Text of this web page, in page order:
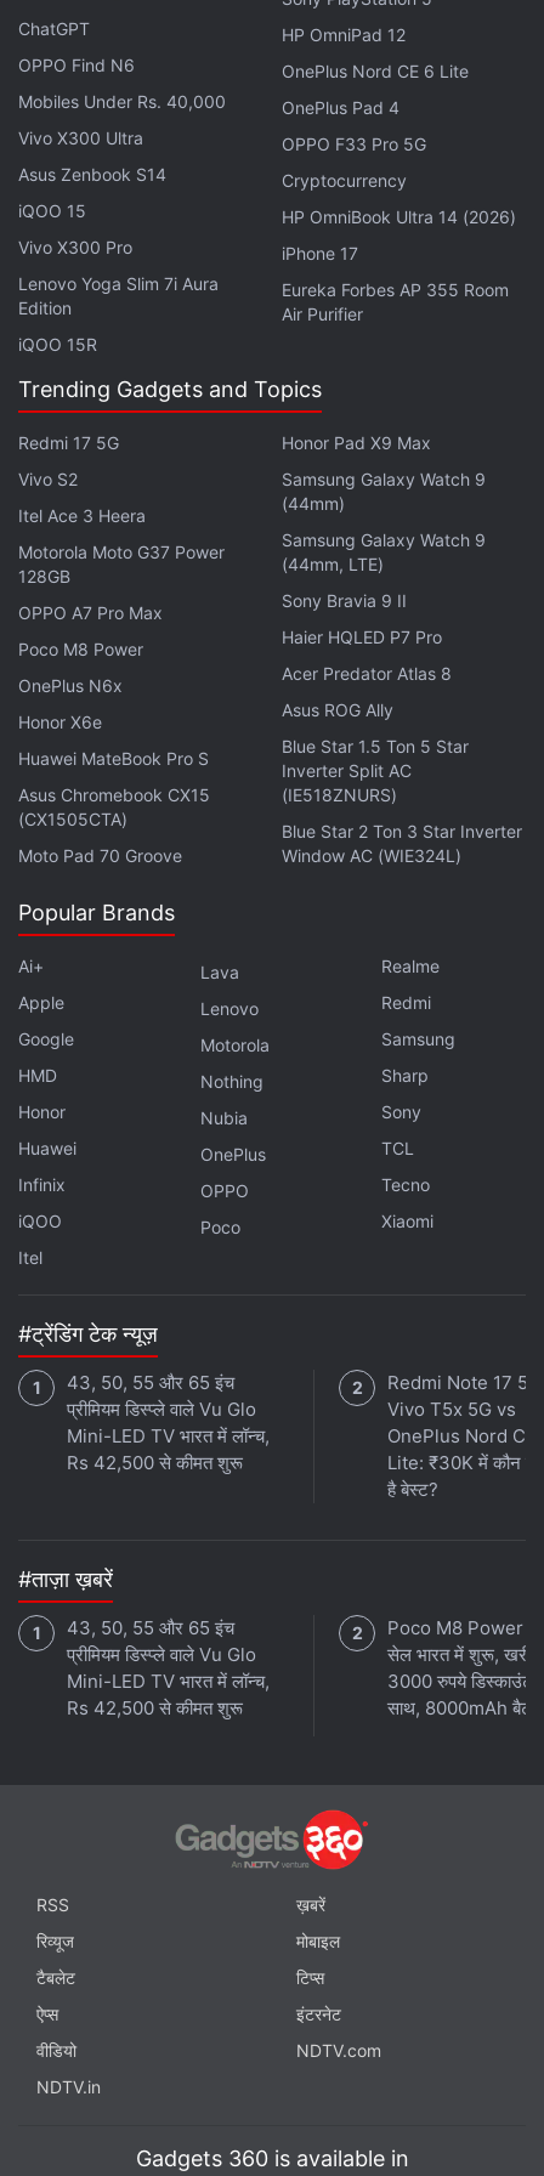
DHL
#MusicOfTheSpheresWorldTour
pic.twitter.com/CZoehp0RC7
— Coldplay (@coldplay)November 16, 2024
Scientist, Clocks, Fix You, Viva La Vida, Paradise, A
रहा है। इससे पहले इस बैंड ने 2016 में मुंबई में कॉन्सर्ट किया था। बैंड
ने उस वक्त ग्लोबल सिटीजन फेस्टिवल में परफॉर्मेंस दिए थे।
अहमदाबाद के अलावा बैंड भारत में मुंबई में भी अपने शो करेगा जो कि
18, 19 और 21 जनवरी 2025 को होंगे। रॉक बैंड इस वक्त अपने वर्ल्ड
टूर पर है और दुनिया के अलग-अलग हिस्सों में कॉन्सर्ट कर रहा है। बैंड
में Chris Martin, Jonny Buckland, Guy Berryman, और
Will Champion जैसे कलाकार शामिल हैं जो अहमदाबाद में अपना
जलवा बिखेरने वाले हैं।
लेटेस्ट टेक न्यूज़ स्मार्टफोन रिव्यूऔर लोकप्रिय मोबाइलपर मिलने वाले
एक्सक्लूसिव ऑफर के लिए गैजेट्स 360
ऐप डाउनलोड करें और
पर फॉलो करें।
ये भी पढ़े:
ChatGPT
OPPO Find N6
Mobiles Under Rs. 40,000
Vivo X300 Ultra
Asus Zenbook S14
iQOO 15
Vivo X300 Pro
Lenovo Yoga Slim 7i Aura
Edition
iQOO 15R
HP OmniPad 12
OnePlus Nord CE 6 Lite
OnePlus Pad 4
OPPO F33 Pro 5G
Cryptocurrency
HP OmniBook Ultra 14 (2026)
iPhone 17
Eureka Forbes AP 355 Room
Air Purifier
Trending Gadgets and Topics
Redmi 17 5G
Vivo S2
Itel Ace 3 Heera
Motorola Moto G37 Power
128GB
OPPO A7 Pro Max
Poco M8 Power
OnePlus N6x
Honor X6e
Huawei MateBook Pro S
Asus Chromebook CX15
(CX1505CTA)
Moto Pad 70 Groove
Honor Pad X9 Max
Samsung Galaxy Watch 9
(44mm)
Samsung Galaxy Watch 9
(44mm, LTE)
Sony Bravia 9 II
Haier HQLED P7 Pro
Acer Predator Atlas 8
Asus ROG Ally
Blue Star 1.5 Ton 5 Star
Inverter Split AC
(IE518ZNURS)
Blue Star 2 Ton 3 Star Inverter
Window AC (WIE324L)
Popular Brands
Ai+
Apple
Google
HMD
Honor
Huawei
Infinix
iQOO
Itel
Lava
Lenovo
Motorola
Nothing
Nubia
OnePlus
OPPO
Poco
Realme
Redmi
Samsung
Sharp
Sony
TCL
Tecno
Xiaomi
#ट्रेंडिंग टेक न्यूज़
43, 50, 55 और 65 इंच
प्रीमियम डिस्प्ले वाले Vu Glo
Mini-LED TV भारत में लॉन्च,
Rs 42,500 से कीमत शुरू
Redmi Note 17
Vivo T5x 5G vs
OnePlus Nord
Lite: ₹30K में कौन
है बेस्ट?
#ताज़ा ख़बरें
43, 50, 55 और 65 इंच
प्रीमियम डिस्प्ले वाले Vu Glo
Mini-LED TV भारत में लॉन्च,
Rs 42,500 से कीमत शुरू
Poco M8 Power
सेल भारत में शुरू, खरीदें
3000 रुपये डिस्काउंट
साथ, 8000mAh बैटरी
RSS
ख़बरें
रिव्यूज
मोबाइल
टैबलेट
टिप्स
ऐप्स
इंटरनेट
वीडियो
NDTV.com
NDTV.in
Gadgets 360 is available in